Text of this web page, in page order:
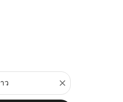
close